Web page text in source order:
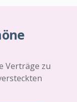
Verträge zu